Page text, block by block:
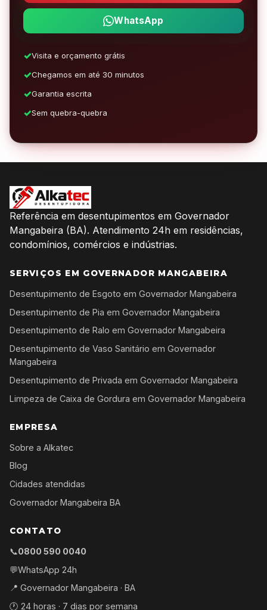
WhatsApp
Visita e orçamento grátis
Chegamos em até 30 minutos
Garantia escrita
Sem quebra-quebra
Referência em desentupimentos em Governador
Mangabeira (BA). Atendimento 24h em residências,
condomínios, comércios e indústrias.
SERVIÇOS EM GOVERNADOR MANGABEIRA
Desentupimento de Esgoto em Governador Mangabeira
Desentupimento de Pia em Governador Mangabeira
Desentupimento de Ralo em Governador Mangabeira
Desentupimento de Vaso Sanitário em Governador
Mangabeira
Desentupimento de Privada em Governador Mangabeira
Limpeza de Caixa de Gordura em Governador Mangabeira
EMPRESA
Sobre a Alkatec
Blog
Cidades atendidas
Governador Mangabeira BA
CONTATO
📞0800 590 0040
💬WhatsApp 24h
📍 Governador Mangabeira · BA
🕐 24 horas · 7 dias por semana